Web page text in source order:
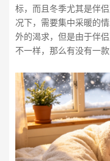
标，而且冬季尤其是伴
况下，需要集中采暖的
外的渴求，但是由于伴
不一样，那么有没有一